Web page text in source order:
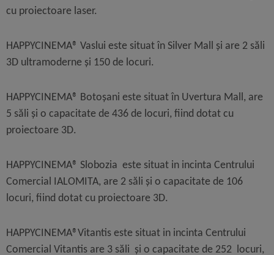
cu proiectoare laser.
HAPPYCINEMA® Vaslui este situat în Silver Mall și are 2 săli
3D ultramoderne și 150 de locuri.
HAPPYCINEMA® Botoșani este situat în Uvertura Mall, are
5 săli și o capacitate de 436 de locuri, fiind dotat cu
proiectoare 3D.
HAPPYCINEMA® Slobozia este situat in incinta Centrului
Comercial IALOMITA, are 2 săli și o capacitate de 106
locuri, fiind dotat cu proiectoare 3D.
HAPPYCINEMA®Vitantis este situat in incinta Centrului
Comercial Vitantis are 3 săli și o capacitate de 252 locuri,